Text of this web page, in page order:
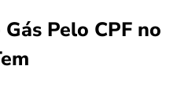
Pelo CPF no